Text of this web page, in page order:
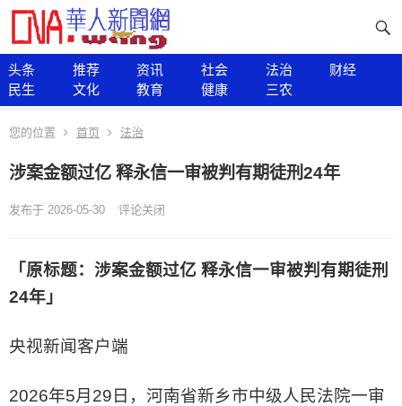
头条 推荐 资讯 社会 法治
财经
民生
文化 教育 健康 三农
您的位置 首页 法治
涉案金额过亿 释永信一审被判有期徒刑24年
发布于 2026-05-30 评论关闭
「原标题：涉案金额过亿 释永信一审被判有期徒刑
24年」
央视新闻客户端
2026年5月29日，河南省新乡市中级人民法院一审